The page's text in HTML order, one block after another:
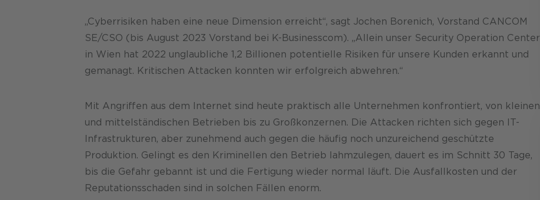
„Cyberrisiken haben eine neue Dimension erreicht“, sagt Jochen Borenich, Vorstand CANCOM
SE/CSO (bis August 2023 Vorstand bei K-Businesscom). „Allein unser Security Operation Center
in Wien hat 2022 unglaubliche 1,2 Billionen potentielle Risiken für unsere Kunden erkannt und
gemanagt. Kritischen Attacken konnten wir erfolgreich abwehren.“
Mit Angriffen aus dem Internet sind heute praktisch alle Unternehmen konfrontiert, von kleinen
und mittelständischen Betrieben bis zu Großkonzernen. Die Attacken richten sich gegen IT-
Infrastrukturen, aber zunehmend auch gegen die häufig noch unzureichend geschützte
Produktion. Gelingt es den Kriminellen den Betrieb lahmzulegen, dauert es im Schnitt 30 Tage,
bis die Gefahr gebannt ist und die Fertigung wieder normal läuft. Die Ausfallkosten und der
Reputationsschaden sind in solchen Fällen enorm.